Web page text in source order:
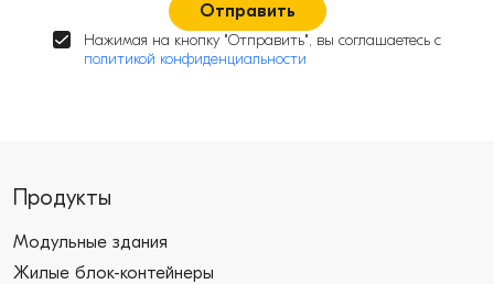
Отправить
Нажимая на кнопку "Отправить", вы соглашаетесь с
политикой конфиденциальности
Продукты
Модульные здания
Жилые блок-контейнеры